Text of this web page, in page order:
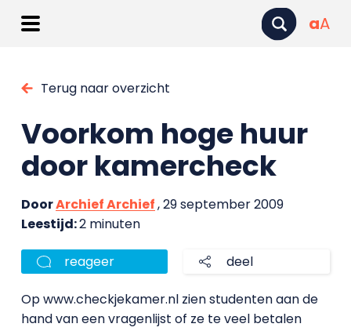
aA
Terug naar overzicht
Voorkom hoge huur
door kamercheck
DoorArchief Archief, 29 september 2009
Leestijd:2 minuten
reageer deel
Op www.checkjekamer.nl zien studenten aan de
hand van een vragenlijst of ze te veel betalen